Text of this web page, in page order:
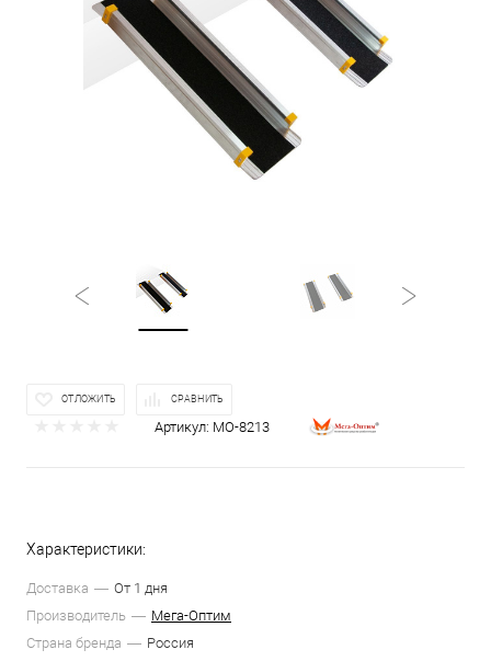
ОТЛОЖИТЬ СРАВНИТЬ
Артикул: МО-8213
Характеристики:
Доставка
От 1 дня
Производитель
Мега-Оптим
Страна бренда
Россия